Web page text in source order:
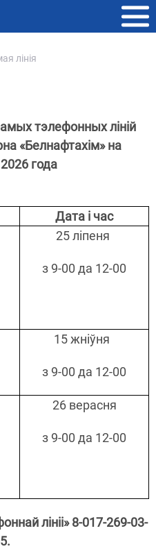
лінія
тэлефонных ліній
«Белнафтахім» на
года
Дата і час
25 ліпеня
з 9-00 да 12-00
15 жніўня
з 9-00 да 12-00
26 верасня
з 9-00 да 12-00
лініі» 8-017-269-03-